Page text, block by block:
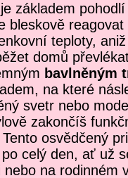
základem
bleskově
teploty,
domů
bavlněným
na které
svetr nebo
zakončíš
osvědčený
po celý den, ať už
nebo na rodinném